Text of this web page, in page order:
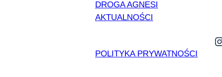
DROGA AGNESI
AKTUALNOŚCI
POLITYKA PRYWATNOŚCI